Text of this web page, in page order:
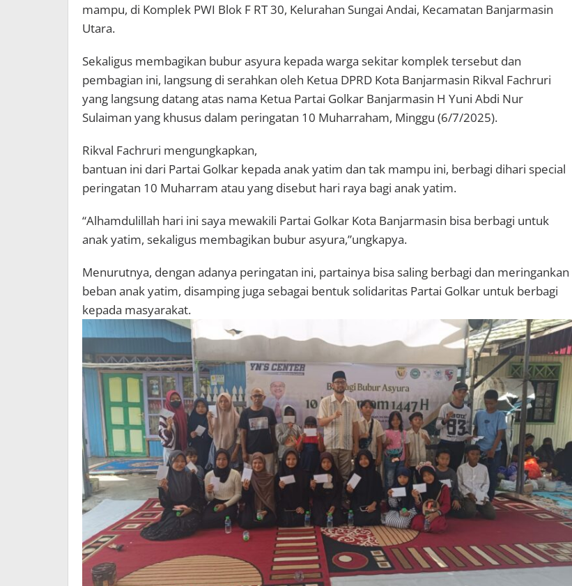
mampu, di Komplek PWI Blok F RT 30, Kelurahan Sungai Andai, Kecamatan Banjarmasin
Utara.
Sekaligus membagikan bubur asyura kepada warga sekitar komplek tersebut dan
pembagian ini, langsung di serahkan oleh Ketua DPRD Kota Banjarmasin Rikval Fachruri
yang langsung datang atas nama Ketua Partai Golkar Banjarmasin H Yuni Abdi Nur
Sulaiman yang khusus dalam peringatan 10 Muharraham, Minggu (6/7/2025).
Rikval Fachruri mengungkapkan,
bantuan ini dari Partai Golkar kepada anak yatim dan tak mampu ini, berbagi dihari special
peringatan 10 Muharram atau yang disebut hari raya bagi anak yatim.
“Alhamdulillah hari ini saya mewakili Partai Golkar Kota Banjarmasin bisa berbagi untuk
anak yatim, sekaligus membagikan bubur asyura,”ungkapya.
Menurutnya, dengan adanya peringatan ini, partainya bisa saling berbagi dan meringankan
beban anak yatim, disamping juga sebagai bentuk solidaritas Partai Golkar untuk berbagi
kepada masyarakat.